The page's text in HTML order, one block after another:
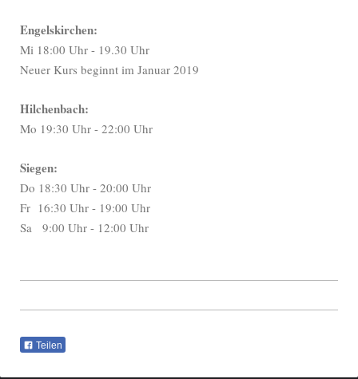
Engelskirchen:
Mi 18:00 Uhr - 19.30 Uhr
Neuer Kurs beginnt im Januar 2019
Hilchenbach:
Mo 19:30 Uhr - 22:00 Uhr
Siegen:
Do 18:30 Uhr - 20:00 Uhr
Fr 16:30 Uhr - 19:00 Uhr
Sa 9:00 Uhr - 12:00 Uhr
Teilen